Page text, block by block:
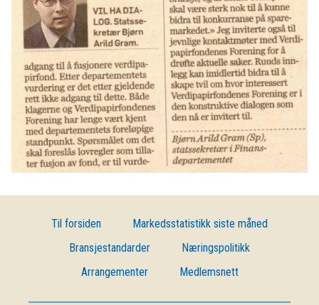
Til forsiden
Markedsstatistikk siste måned
Bransjestandarder
Næringspolitikk
Arrangementer
Medlemsnett